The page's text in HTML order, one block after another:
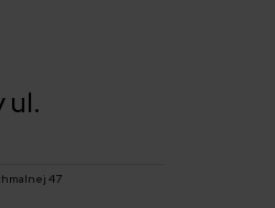
ul.
47